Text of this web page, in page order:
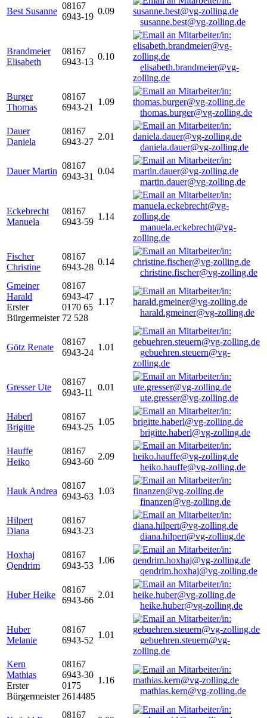
Best Susanne
08167
6943-19
0.09
susanne.best@vg-zolling.de
Brandmeier
Elisabeth
08167
6943-13
0.10
elisabeth.brandmeier@vg-
zolling.de
Burger
Thomas
08167
6943-21
1.09
thomas.burger@vg-zolling.de
Dauer
Daniela
08167
6943-27
2.01
daniela.dauer@vg-zolling.de
Dauer Martin
08167
6943-31
0.04
martin.dauer@vg-zolling.de
Eckebrecht
Manuela
08167
6943-59
1.14
manuela.eckebrecht@vg-
zolling.de
Fischer
Christine
08167
6943-28
0.14
christine.fischer@vg-zolling.de
Gmeiner
Harald
Erster
Bürgermeister
08167
6943-47
0170 65
72 528
1.17
harald.gmeiner@vg-zolling.de
Götz Renate
08167
6943-24
1.01
gebuehren.steuern@vg-
zolling.de
Gresser Ute
08167
6943-11
0.01
ute.gresser@vg-zolling.de
Haberl
Brigitte
08167
6943-25
1.05
brigitte.haberl@vg-zolling.de
Hauffe
Heiko
08167
6943-60
2.09
heiko.hauffe@vg-zolling.de
Hauk Andrea
08167
6943-63
1.03
finanzen@vg-zolling.de
Hilpert
Diana
08167
6943-23
diana.hilpert@vg-zolling.de
Hoxhaj
Qendrim
08167
6943-53
1.06
qendrim.hoxhaj@vg-zolling.de
Huber Heike
08167
6943-66
2.01
heike.huber@vg-zolling.de
Huber
Melanie
08167
6943-52
1.01
gebuehren.steuern@vg-
zolling.de
Kern
Mathias
Erster
Bürgermeister
08167
6943-30
0175
2614485
1.16
mathias.kern@vg-zolling.de
08167